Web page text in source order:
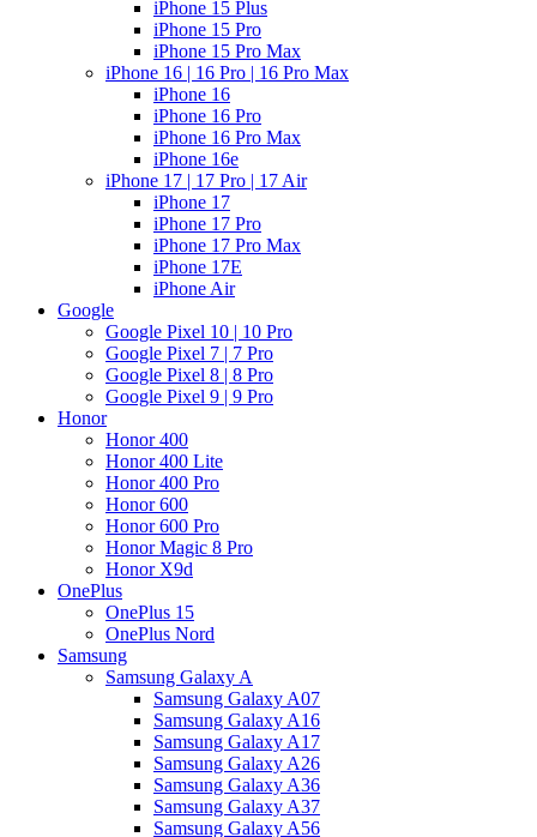
iPhone 15 Plus
iPhone 15 Pro
iPhone 15 Pro Max
iPhone 16 | 16 Pro | 16 Pro Max
iPhone 16
iPhone 16 Pro
iPhone 16 Pro Max
iPhone 16e
iPhone 17 | 17 Pro | 17 Air
iPhone 17
iPhone 17 Pro
iPhone 17 Pro Max
iPhone 17E
iPhone Air
Google
Google Pixel 10 | 10 Pro
Google Pixel 7 | 7 Pro
Google Pixel 8 | 8 Pro
Google Pixel 9 | 9 Pro
Honor
Honor 400
Honor 400 Lite
Honor 400 Pro
Honor 600
Honor 600 Pro
Honor Magic 8 Pro
Honor X9d
OnePlus
OnePlus 15
OnePlus Nord
Samsung
Samsung Galaxy A
Samsung Galaxy A07
Samsung Galaxy A16
Samsung Galaxy A17
Samsung Galaxy A26
Samsung Galaxy A36
Samsung Galaxy A37
Samsung Galaxy A56